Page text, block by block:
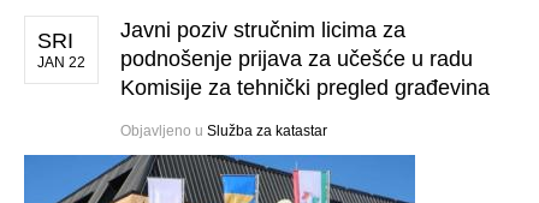
SRI
JAN 22
Javni poziv stručnim licima za
podnošenje prijava za učešće u radu
Komisije za tehnički pregled građevina
Objavljeno u Služba za katastar